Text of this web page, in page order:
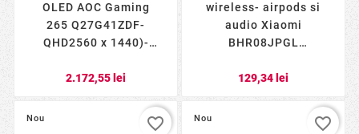
OLED AOC Gaming
265 Q27G41ZDF-
QHD2560 x 1440)-
240 Hz- 003 msNegru)
2.172,55 lei
wireless- airpods si
audio Xiaomi
BHR08JPGL
verde 018 lei)
129,34 lei
Nou favorite_border Nou favorite_border